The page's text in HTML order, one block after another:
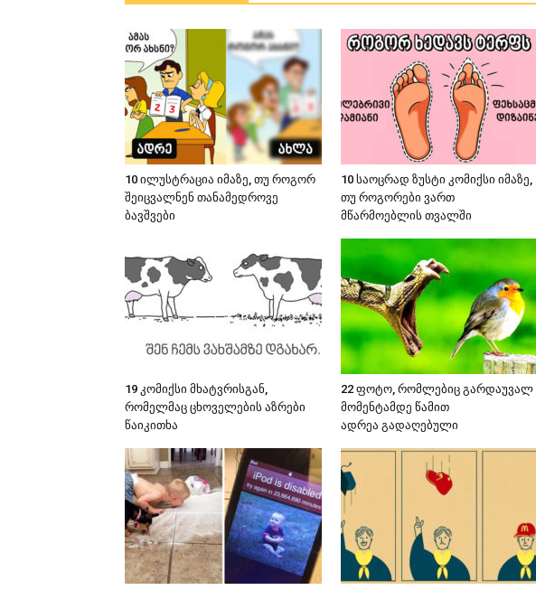
10 ილუსტრაცია იმაზე, თუ როგორ
შეიცვალნენ თანამედროვე
ბავშვები
10 საოცრად ზუსტი კომიქსი იმაზე,
თუ როგორები ვართ
მწარმოებლის თვალში
19 კომიქსი მხატვრისგან,
რომელმაც ცხოველების აზრები
წაიკითხა
22 ფოტო, რომლებიც გარდაუვალ
მომენტამდე წამით
ადრეა გადაღებული